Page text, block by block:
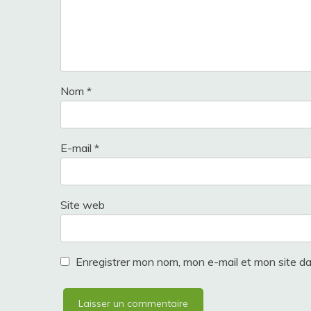
Nom *
E-mail *
Site web
Enregistrer mon nom, mon e-mail et mon site